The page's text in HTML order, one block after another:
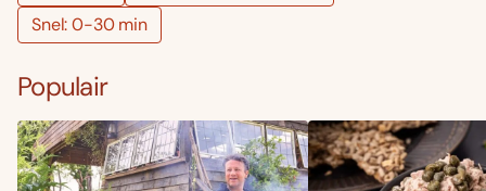
Snel: 0-30 min
Populair